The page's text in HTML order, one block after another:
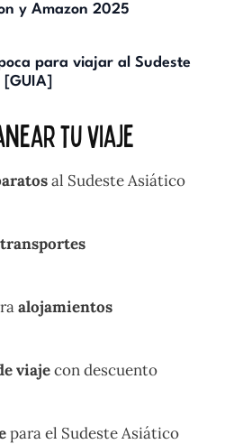
y Amazon 2025
para viajar al Sudeste
tu viaje
al Sudeste Asiático
transportes
alojamientos
viajecon descuento
para el Sudeste Asiático